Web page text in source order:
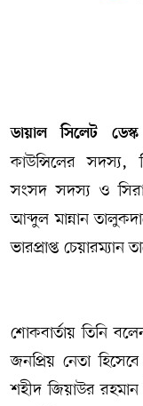
ডায়াল সিলেট
কাউন্সিলের সদস্য,
সংসদ সদস্য ও
আব্দুল মান্নান
ভারপ্রাপ্ত চেয়ারম্যান
শোকবার্তায় তিনি
জনপ্রিয় নেতা
শহীদ জিয়াউর
DIAL SYLHET